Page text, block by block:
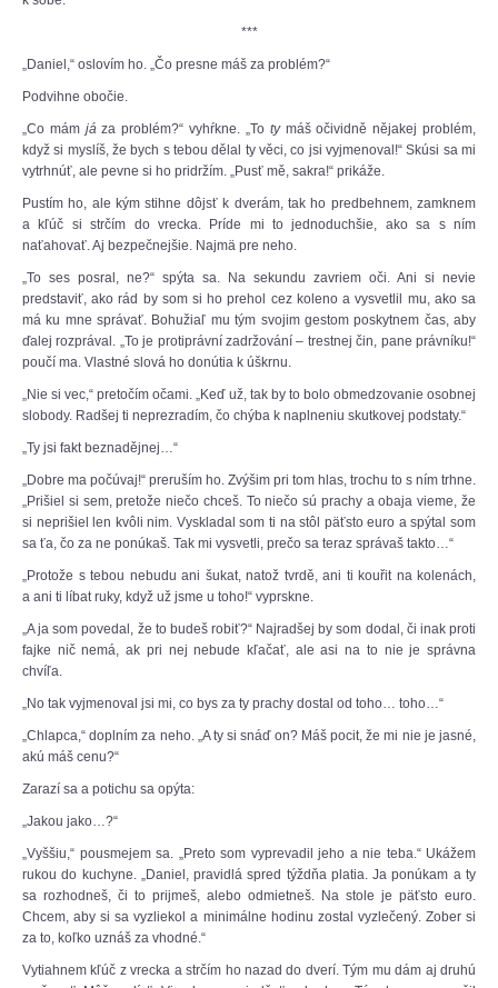
***
„Daniel,“ oslovím ho. „Čo presne máš za problém?“
Podvihne obočie.
„Co mám jáza problém?“ vyhŕkne. „To tymáš očividně nějakej problém,
když si myslíš, že bych s tebou dělal ty věci, co jsi vyjmenoval!“ Skúsi sa mi
vytrhnúť, ale pevne si ho pridržím. „Pusť mě, sakra!“ prikáže.
Pustím ho, ale kým stihne dôjsť k dverám, tak ho predbehnem, zamknem
a kľúč si strčím do vrecka. Príde mi to jednoduchšie, ako sa s ním
naťahovať. Aj bezpečnejšie. Najmä pre neho.
„To ses posral, ne?“ spýta sa. Na sekundu zavriem oči. Ani si nevie
predstaviť, ako rád by som si ho prehol cez koleno a vysvetlil mu, ako sa
má ku mne správať. Bohužiaľ mu tým svojim gestom poskytnem čas, aby
ďalej rozprával. „To je protiprávní zadržování – trestnej čin, pane právníku!“
poučí ma. Vlastné slová ho donútia k úškrnu.
„Nie si vec,“ pretočím očami. „Keď už, tak by to bolo obmedzovanie osobnej
slobody. Radšej ti neprezradím, čo chýba k naplneniu skutkovej podstaty.“
„Ty jsi fakt beznadějnej…“
„Dobre ma počúvaj!“ preruším ho. Zvýšim pri tom hlas, trochu to s ním trhne.
„Prišiel si sem, pretože niečo chceš. To niečo sú prachy a obaja vieme, že
si neprišiel len kvôli nim. Vyskladal som ti na stôl päťsto euro a spýtal som
sa ťa, čo za ne ponúkaš. Tak mi vysvetli, prečo sa teraz správaš takto…“
„Protože s tebou nebudu ani šukat, natož tvrdě, ani ti kouřit na kolenách,
a ani ti líbat ruky, když už jsme u toho!“ vyprskne.
„A ja som povedal, že to budeš robiť?“ Najradšej by som dodal, či inak proti
fajke nič nemá, ak pri nej nebude kľačať, ale asi na to nie je správna
chvíľa.
„No tak vyjmenoval jsi mi, co bys za ty prachy dostal od toho… toho…“
„Chlapca,“ doplním za neho. „A ty si snáď on? Máš pocit, že mi nie je jasné,
akú máš cenu?“
Zarazí sa a potichu sa opýta:
„Jakou jako…?“
„Vyššiu,“ pousmejem sa. „Preto som vyprevadil jeho a nie teba.“ Ukážem
rukou do kuchyne. „Daniel, pravidlá spred týždňa platia. Ja ponúkam a ty
sa rozhodneš, či to prijmeš, alebo odmietneš. Na stole je päťsto euro.
Chcem, aby si sa vyzliekol a minimálne hodinu zostal vyzlečený. Zober si
za to, koľko uznáš za vhodné.“
Vytiahnem kľúč z vrecka a strčím ho nazad do dverí. Tým mu dám aj druhú